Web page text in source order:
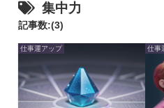
集中力
記事数:(3)
仕事運アップ 仕事